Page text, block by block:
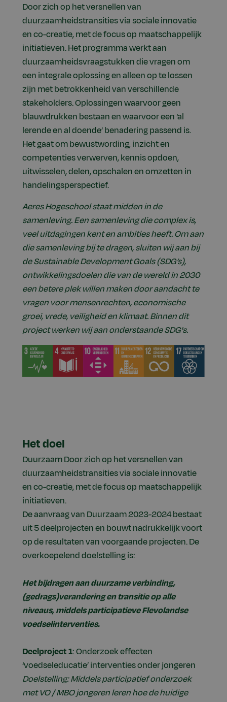
Door zich op het versnellen van
duurzaamheidstransities via sociale innovatie
en co-creatie, met de focus op maatschappelijk
initiatieven. Het programma werkt aan
duurzaamheidsvraagstukken die vragen om
een integrale oplossing en alleen op te lossen
zijn met betrokkenheid van verschillende
stakeholders. Oplossingen waarvoor geen
blauwdrukken bestaan en waarvoor een ‘al
lerende en al doende’ benadering passend is.
Het gaat om bewustwording, inzicht en
competenties verwerven, kennis opdoen,
uitwisselen, delen, opschalen en omzetten in
handelingsperspectief.
Aeres Hogeschool staat midden in de
samenleving. Een samenleving die complex is,
veel uitdagingen kent en ambities heeft. Om aan
die samenleving bij te dragen, sluiten wij aan bij
de Sustainable Development Goals (SDG’s),
ontwikkelingsdoelen die van de wereld in 2030
een betere plek willen maken door aandacht te
vragen voor mensenrechten, economische
groei, vrede, veiligheid en klimaat. Binnen dit
project werken wij aan onderstaande SDG's.
Het doel
Duurzaam Door zich op het versnellen van
duurzaamheidstransities via sociale innovatie
en co-creatie, met de focus op maatschappelijk
initiatieven.
De aanvraag van Duurzaam 2023-2024 bestaat
uit 5 deelprojecten en bouwt nadrukkelijk voort
op de resultaten van voorgaande projecten. De
overkoepelend doelstelling is:
Het bijdragen aan duurzame verbinding,
(gedrags)verandering en transitie op alle
niveaus, middels participatieve Flevolandse
voedselinterventies.
Deelproject 1: Onderzoek effecten
‘voedseleducatie’ interventies onder jongeren
Doelstelling: Middels participatief onderzoek
met VO / MBO jongeren leren hoe de huidige